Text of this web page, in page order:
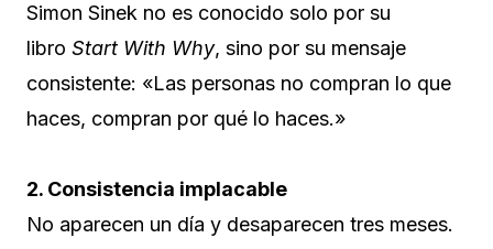
Simon Sinek no es conocido solo por su
libro Start With Why, sino por su mensaje
consistente: «Las personas no compran lo que
haces, compran por qué lo haces.»
2. Consistencia implacable
No aparecen un día y desaparecen tres meses.